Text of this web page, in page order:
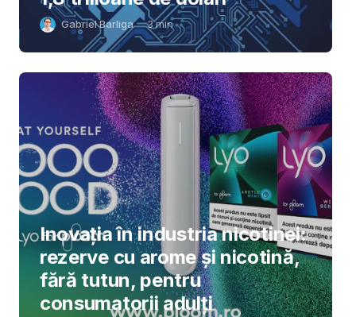
Gabriel Barliga 3min
Inovația în industria nicotinei:
rezerve cu arome și nicotină,
fără tutun, pentru
consumatorii adulți